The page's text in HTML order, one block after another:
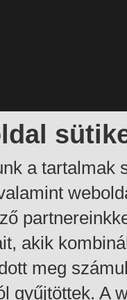
a tartalmak
akik
meg
gyűjtöttek. A